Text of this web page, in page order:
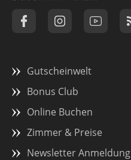
Gutscheinwelt
Bonus Club
Online Buchen
Zimmer & Preise
Newsletter Anmeldung